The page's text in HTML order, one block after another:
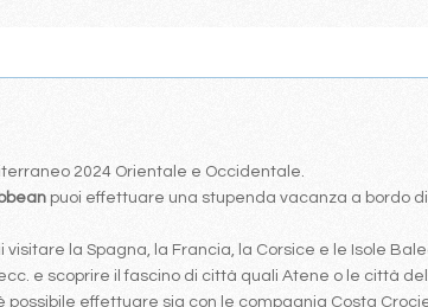
2024 Orientale e Occidentale.
puoi effettuare una stupenda vacanza a bordo
la Spagna, la Francia, la Corsice e le Isole
e scoprire il fascino di città quali Atene o le città
effettuare sia con le compagnia Costa